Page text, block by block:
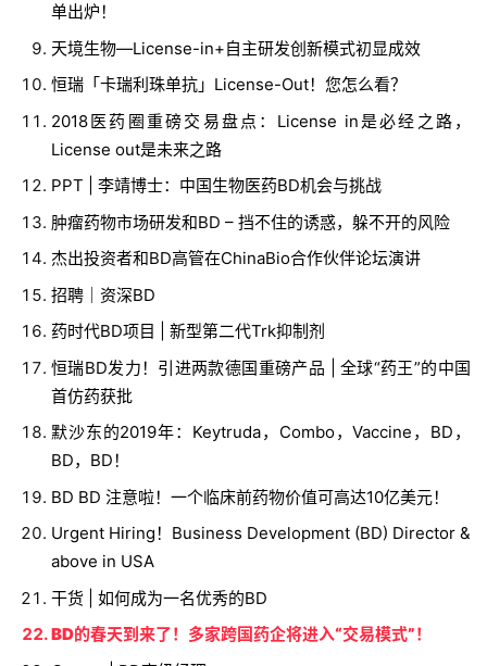
单出炉！
天境生物—License-in+自主研发创新模式初显成效
恒瑞「卡瑞利珠单抗」License-Out！您怎么看？
2018医药圈重磅交易盘点：License in是必经之路，
License out是未来之路
PPT | 李靖博士：中国生物医药BD机会与挑战
肿瘤药物市场研发和BD – 挡不住的诱惑，躲不开的风险
杰出投资者和BD高管在ChinaBio合作伙伴论坛演讲
招聘｜资深BD
药时代BD项目 | 新型第二代Trk抑制剂
恒瑞BD发力！引进两款德国重磅产品 | 全球“药王”的中国
首仿药获批
默沙东的2019年：Keytruda，Combo，Vaccine，BD，
BD，BD！
BD BD 注意啦！一个临床前药物价值可高达10亿美元！
Urgent Hiring！Business Development (BD) Director &
above in USA
干货 | 如何成为一名优秀的BD
BD的春天到来了！多家跨国药企将进入“交易模式”！